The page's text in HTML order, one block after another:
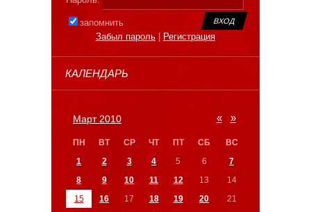
запомнить
Забыл пароль
Регистрация
КАЛЕНДАРЬ
«
Март 2010 »
ПН ВТ СР ЧТ ПТ СБ
ВС
1
2 3 4 5 6
7
8
9 10 11 12 13
14
15
16 17 18 19 20
21